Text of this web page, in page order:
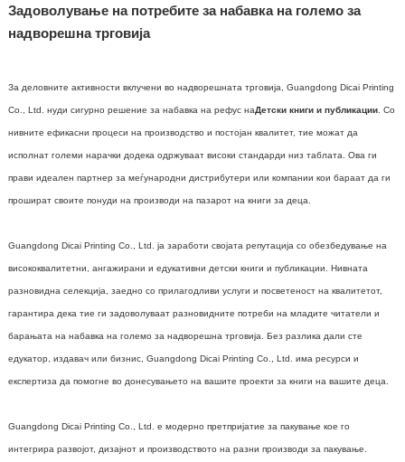
Задоволување на потребите за набавка на големо за
надворешна трговија
За деловните активности вклучени во надворешната трговија, Guangdong Dicai Printing
Co., Ltd. нуди сигурно решение за набавка на рефус наДетски книги и публикации. Со
нивните ефикасни процеси на производство и постојан квалитет, тие можат да
исполнат големи нарачки додека одржуваат високи стандарди низ таблата. Ова ги
прави идеален партнер за меѓународни дистрибутери или компании кои бараат да ги
прошират своите понуди на производи на пазарот на книги за деца.
Guangdong Dicai Printing Co., Ltd. ја заработи својата репутација со обезбедување на
висококвалитетни, ангажирани и едукативни детски книги и публикации. Нивната
разновидна селекција, заедно со прилагодливи услуги и посветеност на квалитетот,
гарантира дека тие ги задоволуваат разновидните потреби на младите читатели и
барањата на набавка на големо за надворешна трговија. Без разлика дали сте
едукатор, издавач или бизнис, Guangdong Dicai Printing Co., Ltd. има ресурси и
експертиза да помогне во донесувањето на вашите проекти за книги на вашите деца.
Guangdong Dicai Printing Co., Ltd. е модерно претпријатие за пакување кое го
интегрира развојот, дизајнот и производството на разни производи за пакување.